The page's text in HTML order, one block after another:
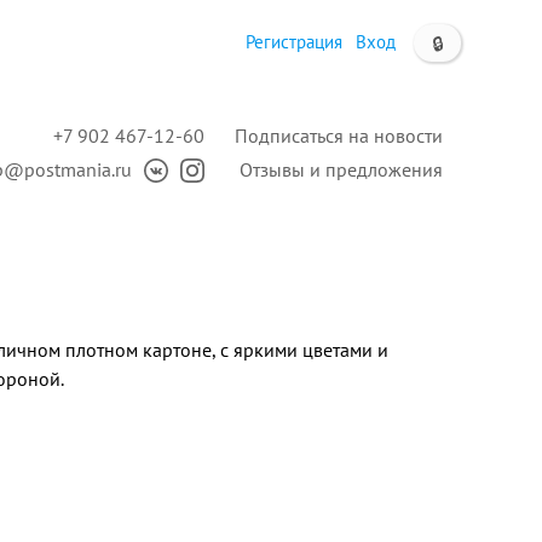
🔒
Регистрация Вход
Подписаться на новости
Отзывы и предложения
+7 902 467-12-60
плотном картоне, с яркими цветами и